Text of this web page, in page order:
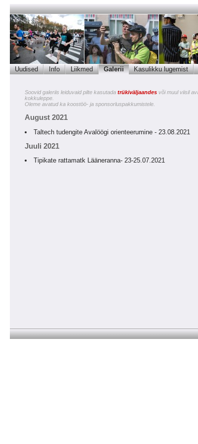
Uudised Info Liikmed Galerii Kasulikku lugemist
Soovid galeriis leiduvaid pilte kasutada trükiväljaandes või muul viisil
kokkuleppe.
Oleme avatud ka koostöö- ja sponsorluspakkumistele.
August 2021
Taltech tudengite Avalöögi orienteerumine - 23.08.2021
Juuli 2021
Tipikate rattamatk Lääneranna- 23-25.07.2021